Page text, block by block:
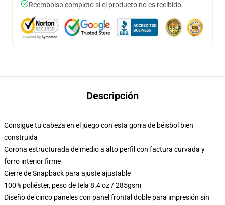
Reembolso completo si el producto no es recibido
Descripción
Consigue tu cabeza en el juego con esta gorra de béisbol bien
construida
Corona estructurada de medio a alto perfil con factura curvada y
forro interior firme
Cierre de Snapback para ajuste ajustable
100% poliéster, peso de tela 8.4 oz / 285gsm
Diseño de cinco paneles con panel frontal doble para impresión sin